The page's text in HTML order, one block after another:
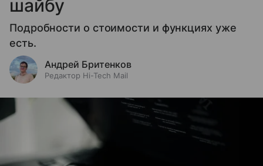
шайбу
Подробности о стоимости и функциях уже
есть.
Андрей Бритенков
Редактор Hi-Tech Mail